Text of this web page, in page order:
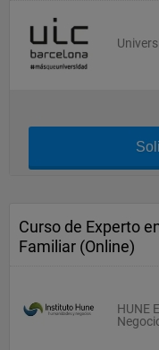
Curso de Experto
Familiar (Online)
HUNE